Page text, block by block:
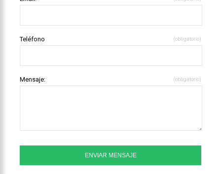
Teléfono (obligatorio)
Mensaje: (obligatorio)